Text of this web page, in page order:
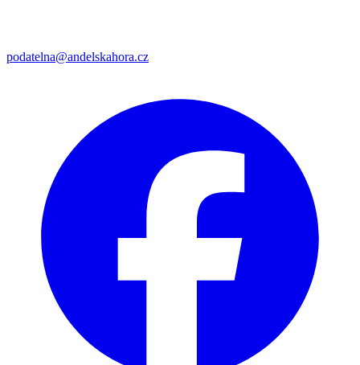
podatelna@andelskahora.cz